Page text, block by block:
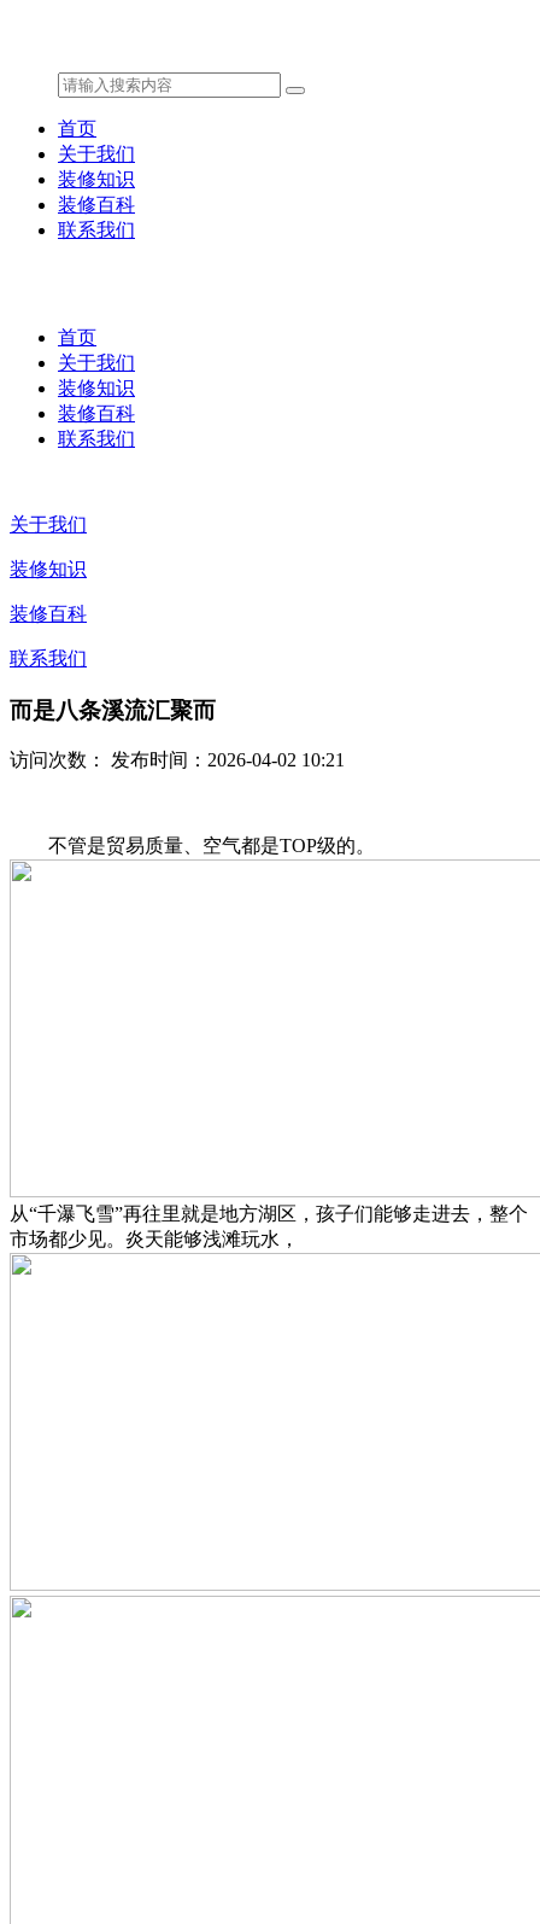
首页
关于我们
装修知识
装修百科
联系我们
首页
关于我们
装修知识
装修百科
联系我们
关于我们
装修知识
装修百科
联系我们
而是八条溪流汇聚而
访问次数： 发布时间：2026-04-02 10:21
不管是贸易质量、空气都是TOP级的。
从“千瀑飞雪”再往里就是地方湖区，孩子们能够走进去，整个
市场都少见。炎天能够浅滩玩水，